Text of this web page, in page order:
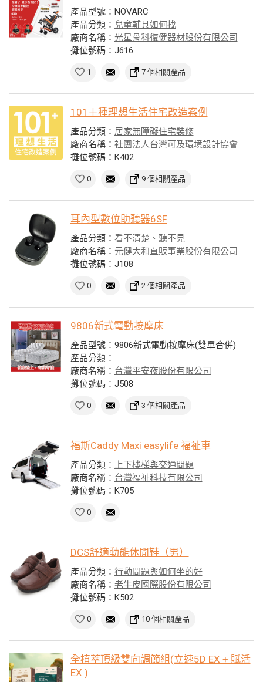
產品型號：NOVARC
產品分類： 兒童輔具如何找
廠商名稱： 光星骨科復健器材股份有限公司
攤位號碼：J616
1 7 個相關產品
101＋種理想生活住宅改造案例
產品分類： 居家無障礙住宅裝修
廠商名稱： 社團法人台灣可及環境設計協會
攤位號碼：K402
0 9 個相關產品
耳內型數位助聽器6SF
產品分類： 看不清楚、聽不見
廠商名稱： 元健大和直販事業股份有限公司
攤位號碼：J108
0 2 個相關產品
9806新式電動按摩床
產品型號：9806新式電動按摩床(雙單合併)
產品分類：
廠商名稱： 台灣平安夜股份有限公司
攤位號碼：J508
0 3 個相關產品
福斯Caddy Maxi easylife 福祉車
產品分類：
上下樓梯與交通問題
廠商名稱： 台灣福祉科技有限公司
攤位號碼：K705
0
DCS舒適動能休閒鞋（男）
產品分類： 行動問題與如何坐的好
廠商名稱： 老牛皮國際股份有限公司
攤位號碼：K502
0 10 個相關產品
全植萃頂級雙向調節組(立速5D EX + 賦活
EX )